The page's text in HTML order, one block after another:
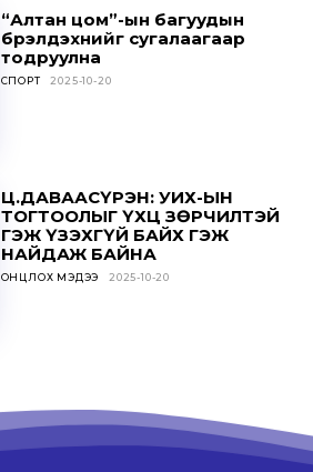
“Алтан цом”-ын багуудын
бүрэлдэхүүнийг сугалаагаар
тодруулна
СПОРТ 2025-10-20
Ц.ДАВААСҮРЭН: УИХ-ЫН
ТОГТООЛЫГ ҮХЦ ЗӨРЧИЛТЭЙ
ГЭЖ ҮЗЭХГҮЙ БАЙХ ГЭЖ
НАЙДАЖ БАЙНА
ОНЦЛОХ МЭДЭЭ 2025-10-20